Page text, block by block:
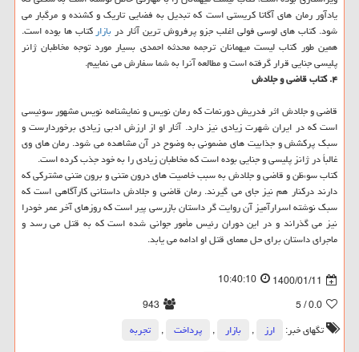
یادآور رمان های آگاتا کریستی است که تبدیل به فضایی تاریک و کشنده و مرگبار می
شود. کتاب های لوسی فولی اغلب جزو پرفروش ترین آثار دربازارکتاب ها بوده است.
همین طور کتاب لیست میهمانان ترجمه محدثه احمدی بسیار مورد توجه مخاطبان ژانر
پلیسی جنایی قرار گرفته است و مطالعه آنرا به شما سفارش می نماییم.
۴. کتاب قاضی و جلادش
قاضی و جلادش اثر فدریش دورنمات که رمان نویس و نمایشنامه نویس مشهور سوئیسی
است که در ایران شهرت زیادی نیز دارد. آثار او از ارزش ادبی زیادی برخوردارست و
سبک پرکشش و جذابیت های مضمونی به وضوح در آن مشاهده می شود. رمان های وی
غالباً در ژانز پلیسی و جنایی بوده است که مخاطبان زیادی را به خود جذب کرده است.
کتاب سوءظن و قاضی و جلادش به سبب خاصیت های درون متنی و برون متنی مشترکی که
دارند درکنار هم نیز جای می گیرند. رمان قاضی و جلادش داستانی کارآگاهی است که
سبک نوشته اسرارآمیز آن روایت گر داستان بازرسی پیر است که روزهای آخر عمر خودرا
نیز می گذراند و در این دوران رئیس مأمور جوانی شده است که به قتل می رسد و
ماجرای داستان برای حل معمای قتل او ادامه می یابد.
1400/01/11
10:40:10
0.0
/ 5
943
تگهای خبر:
ارز , بازار , پرداخت ,
تجربه